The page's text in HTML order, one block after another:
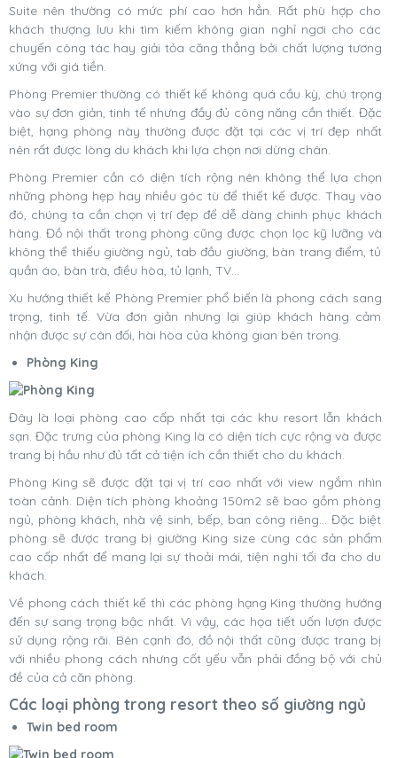
Suite nên thường có mức phí cao hơn hẳn. Rất phù hợp cho
khách thượng lưu khi tìm kiếm không gian nghỉ ngơi cho các
chuyến công tác hay giải tỏa căng thẳng bởi chất lượng tương
xứng với giá tiền.
Phòng Premier thường có thiết kế không quá cầu kỳ, chú trọng
vào sự đơn giản, tinh tế nhưng đầy đủ công năng cần thiết. Đặc
biệt, hạng phòng này thường được đặt tại các vị trí đẹp nhất
nên rất được lòng du khách khi lựa chọn nơi dừng chân.
Phòng Premier cần có diện tích rộng nên không thể lựa chọn
những phòng hẹp hay nhiều góc tù để thiết kế được. Thay vào
đó, chúng ta cần chọn vị trí đẹp để dễ dàng chinh phục khách
hàng. Đồ nội thất trong phòng cũng được chọn lọc kỹ lưỡng và
không thể thiếu giường ngủ, tab đầu giường, bàn trang điểm, tủ
quần áo, bàn trà, điều hòa, tủ lạnh, TV…
Xu hướng thiết kế Phòng Premier phổ biến là phong cách sang
trọng, tinh tế. Vừa đơn giản nhưng lại giúp khách hàng cảm
nhận được sự cân đối, hài hòa của không gian bên trong.
Phòng King
Đây là loại phòng cao cấp nhất tại các khu resort lẫn khách
sạn. Đặc trưng của phòng King là có diện tích cực rộng và được
trang bị hầu như đủ tất cả tiện ích cần thiết cho du khách.
Phòng King sẽ được đặt tại vị trí cao nhất với view ngắm nhìn
toàn cảnh. Diện tích phòng khoảng 150m2 sẽ bao gồm phòng
ngủ, phòng khách, nhà vệ sinh, bếp, ban công riêng… Đặc biệt
phòng sẽ được trang bị giường King size cùng các sản phẩm
cao cấp nhất để mang lại sự thoải mái, tiện nghi tối đa cho du
khách.
Về phong cách thiết kế thì các phòng hạng King thường hướng
đến sự sang trọng bậc nhất. Vì vậy, các họa tiết uốn lượn được
sử dụng rộng rãi. Bên cạnh đó, đồ nội thất cũng được trang bị
với nhiều phong cách nhưng cốt yếu vẫn phải đồng bộ với chủ
đề của cả căn phòng.
Các loại phòng trong resort theo số giường ngủ
Twin bed room